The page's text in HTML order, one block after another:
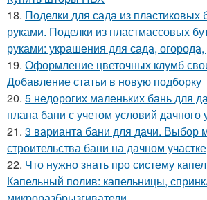
18. Поделки для сада из пластиковых
руками. Поделки из пластмассовых
руками: украшения для сада, огорода,
19. Оформление цветочных клумб
Добавление статьи в новую подборку
20. 5 недорогих маленьких бань для
плана бани с учетом условий дачного
21. 3 варианта бани для дачи. Выбор
строительства бани на дачном участке
22. Что нужно знать про систему
Капельный полив: капельницы,